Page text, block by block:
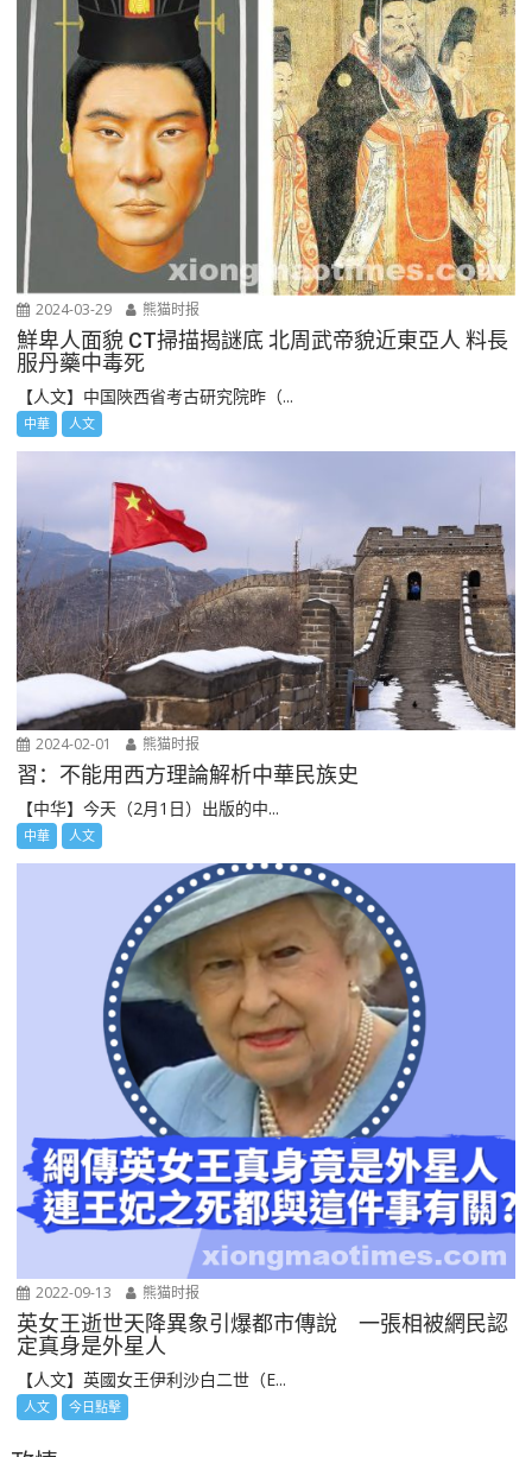
2024-03-29 熊猫时报
鮮卑人面貌 CT掃描揭謎底 北周武帝貌近東亞人 料長
服丹藥中毒死
【人文】中国陜西省考古研究院昨（...
中華 人文
2024-02-01 熊猫时报
習：不能用西方理論解析中華民族史
【中华】今天（2月1日）出版的中...
中華 人文
2022-09-13 熊猫时报
英女王逝世天降異象引爆都市傳說 一張相被網民認
定真身是外星人
【人文】英國女王伊利沙白二世（E...
人文 今日點擊